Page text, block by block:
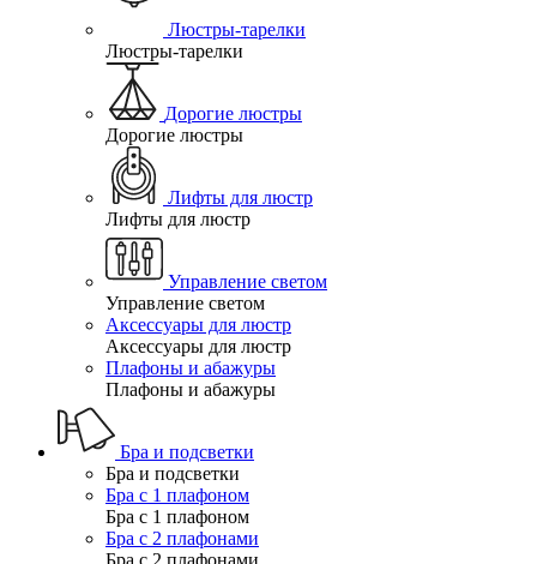
Люстры-тарелки
Люстры-тарелки
Дорогие люстры
Дорогие люстры
Лифты для люстр
Лифты для люстр
Управление светом
Управление светом
Аксессуары для люстр
Аксессуары для люстр
Плафоны и абажуры
Плафоны и абажуры
Бра и подсветки
Бра и подсветки
Бра с 1 плафоном
Бра с 1 плафоном
Бра с 2 плафонами
Бра с 2 плафонами